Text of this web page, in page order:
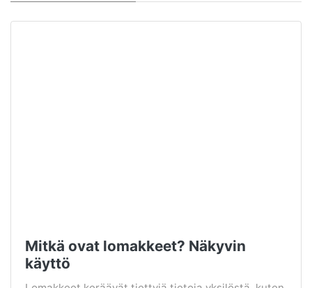
Mitkä ovat lomakkeet? Näkyvin
käyttö